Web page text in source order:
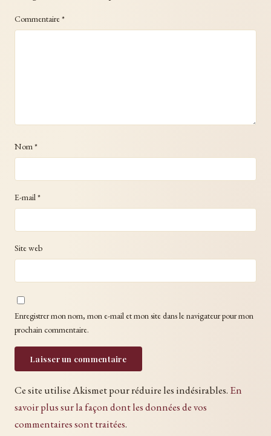
Commentaire*
Nom *
E-mail *
Site web
Enregistrer mon nom, mon e-mail et mon site dans le navigateur pour mon
prochain commentaire.
Ce site utilise Akismet pour réduire les indésirables. En
savoir plus sur la façon dont les données de vos
commentaires sont traitées.